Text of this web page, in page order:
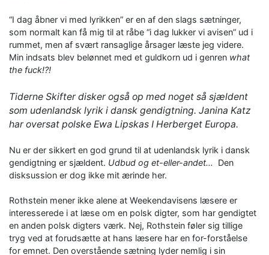
“I dag åbner vi med lyrikken” er en af den slags sætninger,
som normalt kan få mig til at råbe “i dag lukker vi avisen” ud i
rummet, men af svært ransaglige årsager læste jeg videre.
Min indsats blev belønnet med et guldkorn ud i genren what
the fuck!?!
Tiderne Skifter disker også op med noget så sjældent
som udenlandsk lyrik i dansk gendigtning. Janina Katz
har oversat polske Ewa Lipskas I Herberget Europa.
Nu er der sikkert en god grund til at udenlandsk lyrik i dansk
gendigtning er sjældent. Udbud og et-eller-andet…
Den
disksussion er dog ikke mit ærinde her.
Rothstein mener ikke alene at Weekendavisens læsere er
interesserede i at læse om en polsk digter, som har gendigtet
en anden polsk digters værk. Nej, Rothstein føler sig tillige
tryg ved at forudsætte at hans læsere har en for-forståelse
for emnet. Den overstående sætning lyder nemlig i sin